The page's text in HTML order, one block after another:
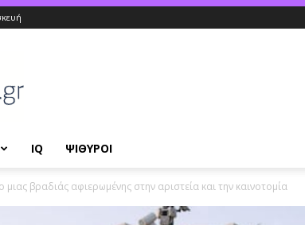
IQ ΨΙΘΥΡΟΙ
βραδιάς αφιερωμένης στην αριστεία και την καινοτομία